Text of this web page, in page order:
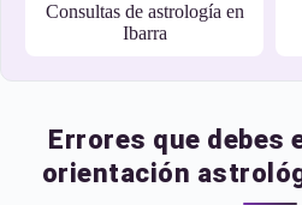
Consultas de astrología en
Ibarra
Errores que debes
orientación